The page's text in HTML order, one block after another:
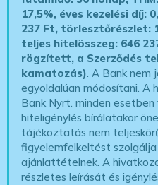
17,5%, éves kezelési díj:
237 Ft, törlesztőrészlet:
teljes hitelösszeg: 646
rögzített, a Szerződés
kamatozás). A Bank nem
egyoldalúan módosítani.
Bank Nyrt. minden
hiteligénylés bírálatakor
tájékoztatás nem
figyelemfelkeltést szolgálja
ajánlattételnek. A
részletes leírását és